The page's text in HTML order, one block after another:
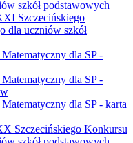
szkół podstawowych
Szczecińskiego
dla uczniów szkół
dla SP -
dla SP -
dla SP - karta
Szczecińskiego Konkursu